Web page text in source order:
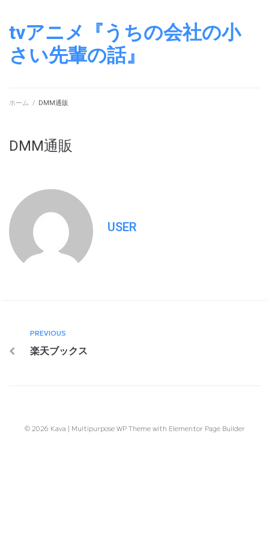
tvアニメ『うちの会社の小
さい先輩の話』
ホーム / DMM通販
DMM通販
USER
PREVIOUS
楽天ブックス
© 2026 Kava | Multipurpose WP Theme with Elementor Page Builder